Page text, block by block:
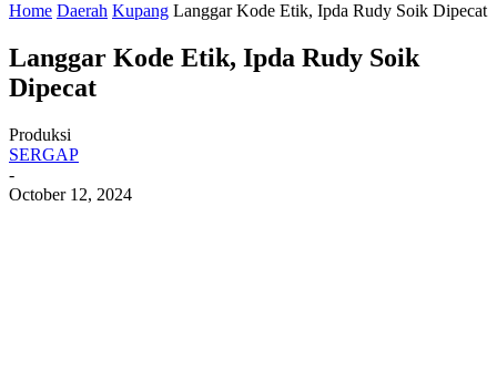
Home Daerah Kupang Langgar Kode Etik, Ipda Rudy Soik Dipecat
Langgar Kode Etik, Ipda Rudy Soik
Dipecat
Produksi
SERGAP
-
October 12, 2024